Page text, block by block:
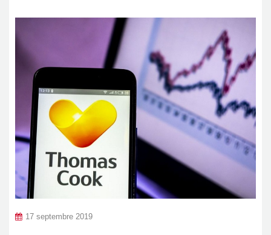
17 septembre 2019